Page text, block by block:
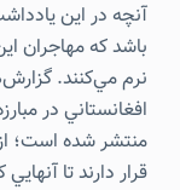
آنچه در اين
باشد كه مهاجران
نرم مي‌كنند.
افغانستاني در
منتشر شده است؛
قرار دارند تا